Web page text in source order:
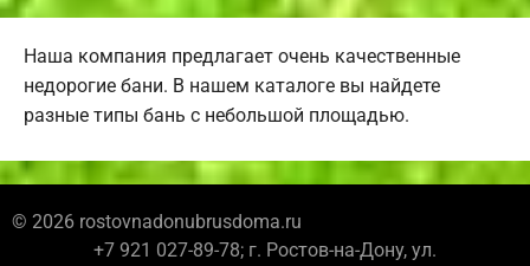
Наша компания предлагает очень качественные
недорогие бани. В нашем каталоге вы найдете
разные типы бань с небольшой площадью.
© 2026 rostovnadonubrusdoma.ru
+7 921 027-89-78; г. Ростов-на-Дону, ул.